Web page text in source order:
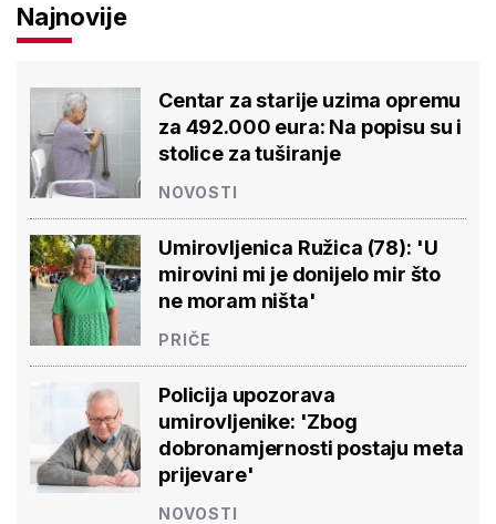
Najnovije
Centar za starije uzima opremu
za 492.000 eura: Na popisu su i
stolice za tuširanje
NOVOSTI
Umirovljenica Ružica (78): 'U
mirovini mi je donijelo mir što
ne moram ništa'
PRIČE
Policija upozorava
umirovljenike: 'Zbog
dobronamjernosti postaju meta
prijevare'
NOVOSTI